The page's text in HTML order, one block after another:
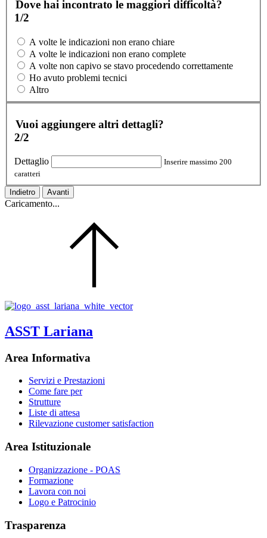
Dove hai incontrato le maggiori difficoltà?
1/2
A volte le indicazioni non erano chiare
A volte le indicazioni non erano complete
A volte non capivo se stavo procedendo correttamente
Ho avuto problemi tecnici
Altro
Vuoi aggiungere altri dettagli?
2/2
Dettaglio
Inserire massimo 200
caratteri
Indietro Avanti
Caricamento...
ASST Lariana
Area Informativa
Servizi e Prestazioni
Come fare per
Strutture
Liste di attesa
Rilevazione customer satisfaction
Area Istituzionale
Organizzazione - POAS
Formazione
Lavora con noi
Logo e Patrocinio
Trasparenza